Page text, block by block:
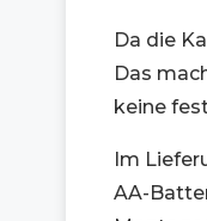
Da die
Das
keine
Im
AA-